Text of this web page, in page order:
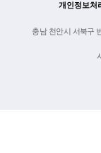
개인정보처
충남 천안시 서북구